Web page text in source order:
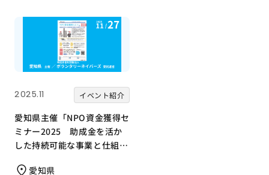
2025.11 イベント紹介
愛知県主催「NPO資金獲得セ
ミナー2025 助成金を活か
した持続可能な事業と仕組み
愛知県